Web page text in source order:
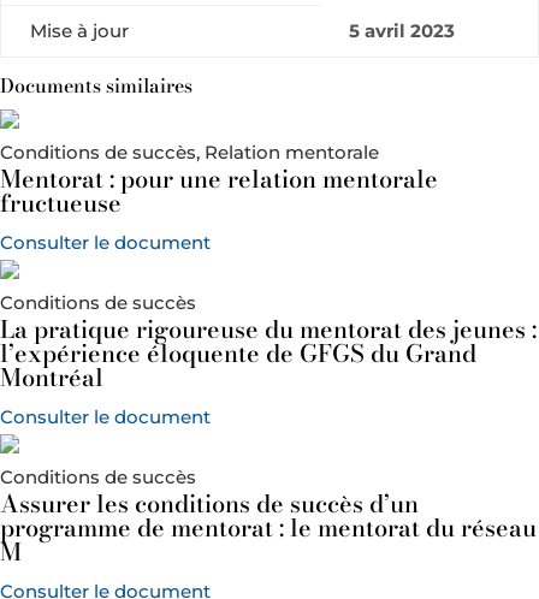
Mise à jour 5 avril 2023
Documents similaires
Conditions de succès, Relation mentorale
Mentorat : pour une relation mentorale
fructueuse
Consulter le document
Conditions de succès
La pratique rigoureuse du mentorat des jeunes :
l’expérience éloquente de GFGS du Grand
Montréal
Consulter le document
Conditions de succès
Assurer les conditions de succès d’un
programme de mentorat : le mentorat du réseau
M
Consulter le document